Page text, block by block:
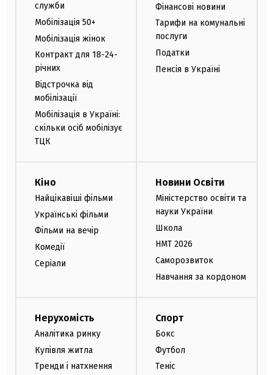
служби
Мобілізація 50+
Мобілізація жінок
Контракт для 18-24-
річних
Відстрочка від
мобілізації
Мобілізація в Україні:
скільки осіб мобілізує
ТЦК
Фінансові новини
Тарифи на комунальні
послуги
Податки
Пенсія в Україні
Кіно
Найцікавіші фільми
Українські фільми
Фільми на вечір
Комедії
Серіали
Новини Освіти
Міністерство освіти та
науки України
Школа
НМТ 2026
Саморозвиток
Навчання за кордоном
Нерухомість
Аналітика ринку
Купівля житла
Тренди і натхнення
Спорт
Бокс
Футбол
Теніс